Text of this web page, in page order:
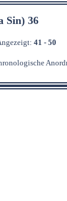
Sin) 36
41 - 50